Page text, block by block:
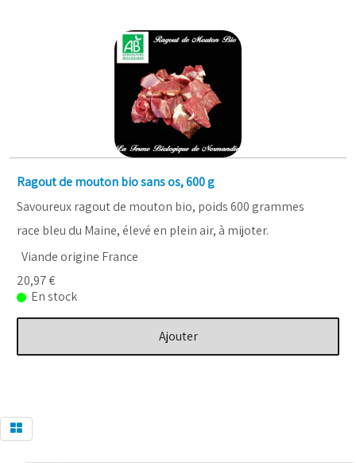
Ragout de mouton bio sans os, 600 g
Savoureux ragout de mouton bio, poids 600 grammes
race bleu du Maine, élevé en plein air, à mijoter.
Viande origine France
20,97 €
En stock
Ajouter